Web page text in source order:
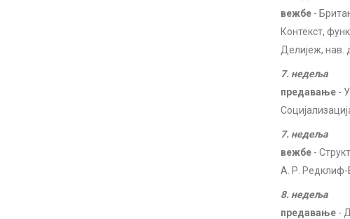
вежбе -
Контекст,
Делијеж, нав.
7. недеља
предавање -
7. недеља
вежбе -
А. Р. Редклиф-
8. недеља
предавање -